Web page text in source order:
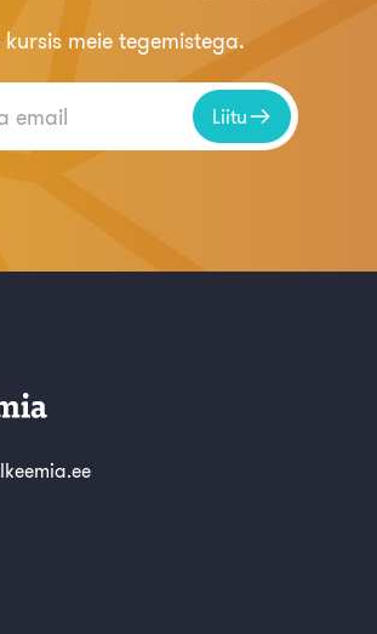
kursis meie tegemistega.
Liitu